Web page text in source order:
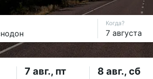
Когда?
7 авг., пт 8 авг., сб